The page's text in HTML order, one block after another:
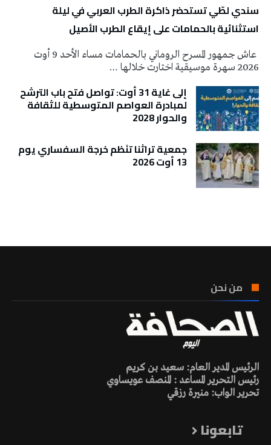
سندي لطّي تستحضر ذاكرة الطرب العربي في ليلة
استثنائية بالحمامات على إيقاع الطرب الأصيل
عاش جمهور المسرح الروماني بالحمامات مساء الأحد 9 أوت
2026 سهرة موسيقية اختارت خلالها …
إلى غاية 31 أوت: تواصل فتح باب الترشح
لمبادرة العواصم المتوسطية للثقافة
والحوار 2028
جمعية تراثنا تنَظم خرجة السفساري يوم
13 أوت 2026
من نحن
الرئيس المدير العام: سعيد بن كريم
رئيس التحرير المساعد : المنصف عويساوي
تحرير الواب: منيرة رزقي
تابعونا